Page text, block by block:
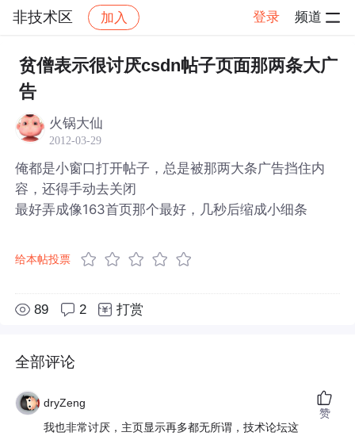
非技术区 加入 登录 频道
社区 非技术区 帖子详情
贫僧表示很讨厌csdn帖子页面那两条大广
告
火锅大仙
2012-03-29
俺都是小窗口打开帖子，总是被那两大条广告挡住内
容，还得手动去关闭
最好弄成像163首页那个最好，几秒后缩成小细条
给本帖投票
89 2 打赏
全部评论
dryZeng
我也非常讨厌，主页显示再多都无所谓，技术论坛这
赞